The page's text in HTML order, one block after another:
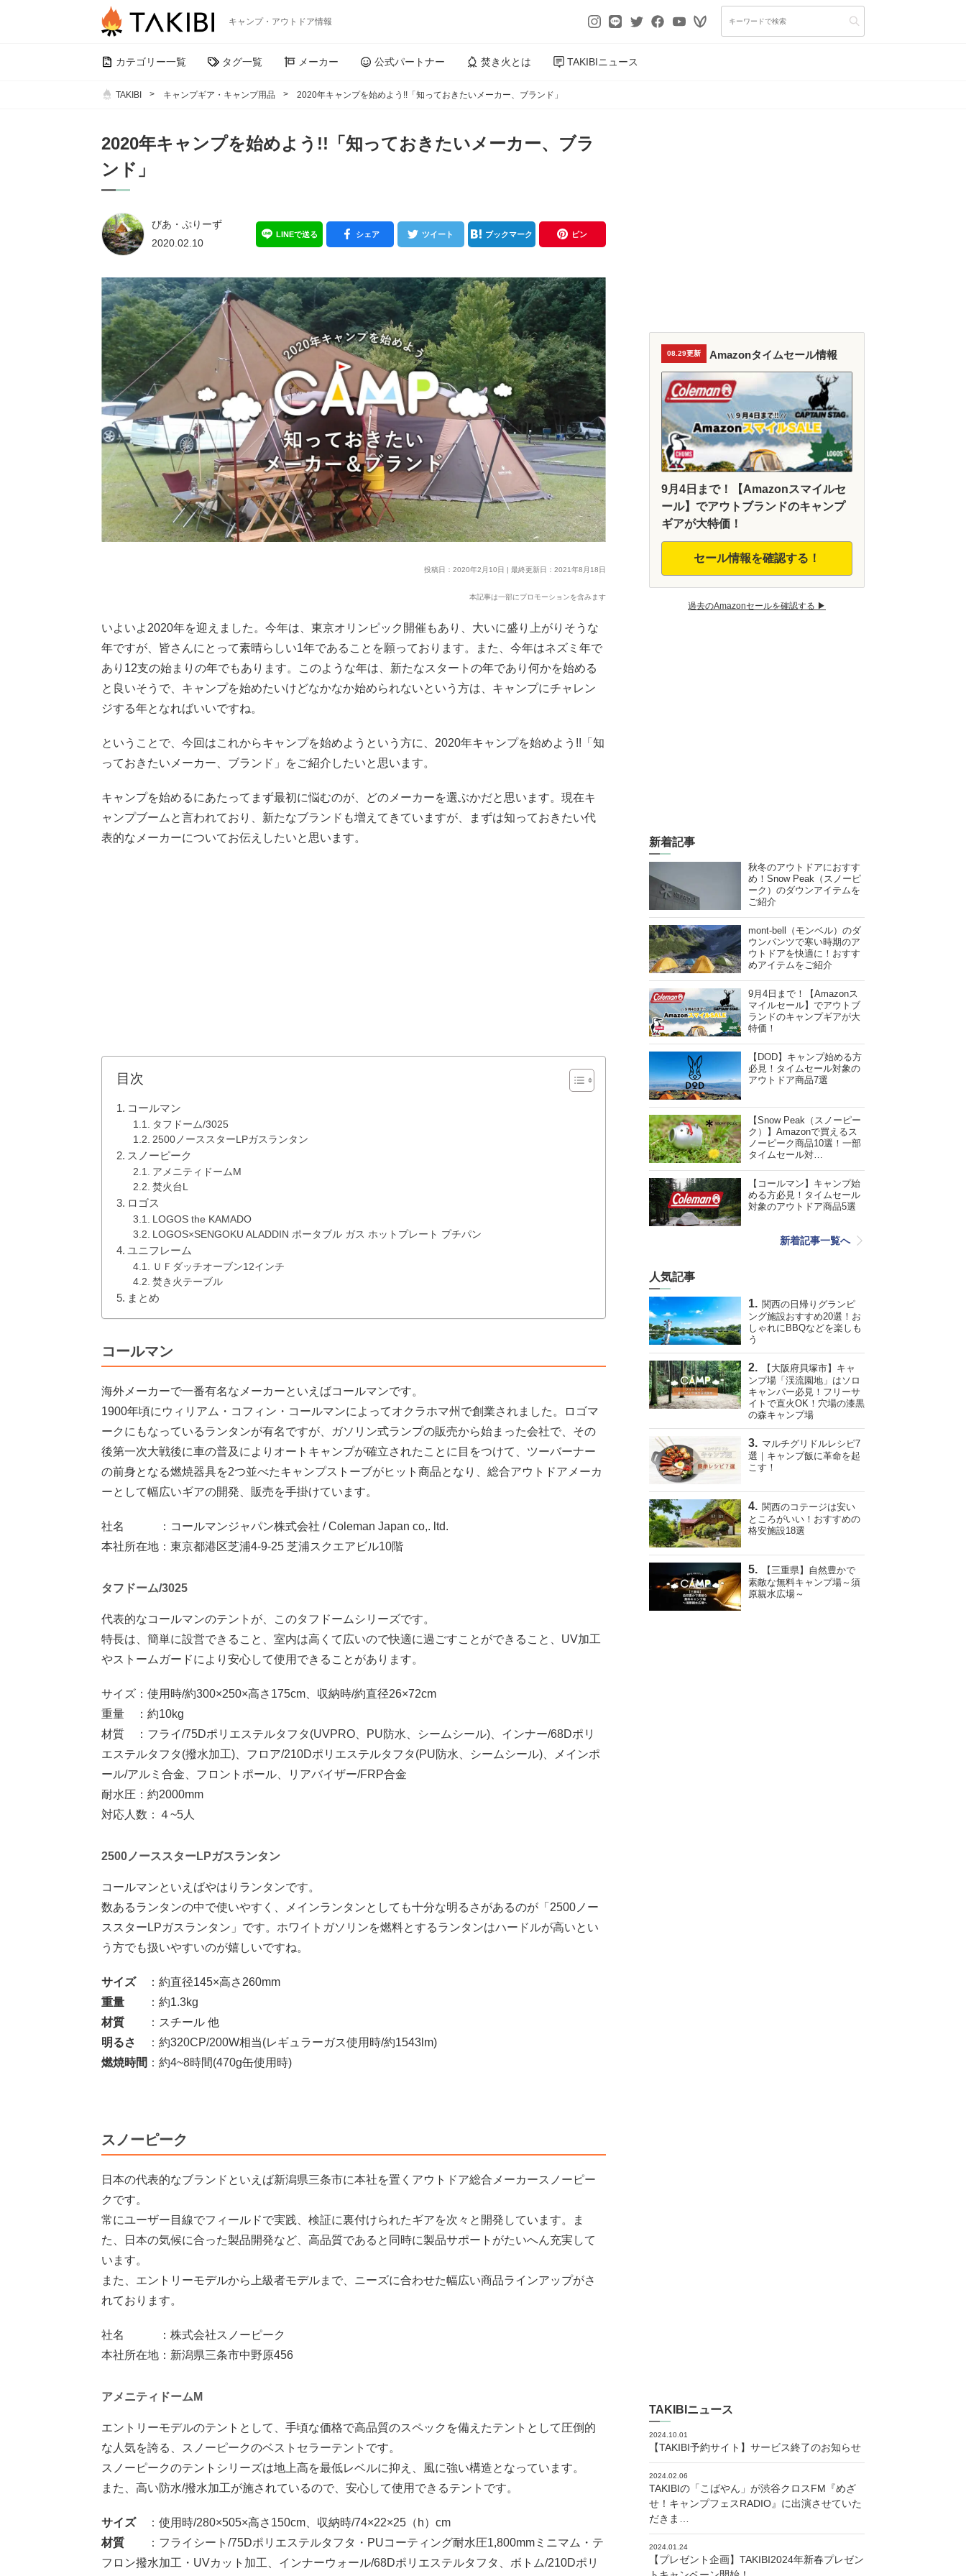
キャンプ・アウトドア情報
カテゴリー一覧 タグ一覧 メーカー 公式パートナー 焚き火とは TAKIBIニュース
TAKIBI キャンプギア・キャンプ用品 2020年キャンプを始めよう!!「知っておきたいメーカー、ブランド」
2020年キャンプを始めよう!!「知っておきたいメーカー、ブラ
ンド」
びあ・ぷりーず
2020.02.10
LINEで送る シェア ツイート ブックマーク ピン
投稿日：2020年2月10日 | 最終更新日：2021年8月18日
本記事は一部にプロモーションを含みます
いよいよ2020年を迎えました。今年は、東京オリンピック開催もあり、大いに盛り上がりそうな
年ですが、皆さんにとって素晴らしい1年であることを願っております。また、今年はネズミ年で
あり12支の始まりの年でもあります。このような年は、新たなスタートの年であり何かを始める
と良いそうで、キャンプを始めたいけどなかなか始められないという方は、キャンプにチャレン
ジする年となればいいですね。
ということで、今回はこれからキャンプを始めようという方に、2020年キャンプを始めよう!!「知
っておきたいメーカー、ブランド」をご紹介したいと思います。
キャンプを始めるにあたってまず最初に悩むのが、どのメーカーを選ぶかだと思います。現在キ
ャンプブームと言われており、新たなブランドも増えてきていますが、まずは知っておきたい代
表的なメーカーについてお伝えしたいと思います。
目次
コールマン
タフドーム/3025
2500ノーススターLPガスランタン
スノーピーク
アメニティドームM
焚火台L
ロゴス
LOGOS the KAMADO
LOGOS×SENGOKU ALADDIN ポータブル ガス ホットプレート プチパン
ユニフレーム
ＵＦダッチオーブン12インチ
焚き火テーブル
まとめ
コールマン
海外メーカーで一番有名なメーカーといえばコールマンです。
1900年頃にウィリアム・コフィン・コールマンによってオクラホマ州で創業されました。ロゴマ
ークにもなっているランタンが有名ですが、ガソリン式ランプの販売から始まった会社で、その
後第一次大戦後に車の普及によりオートキャンプが確立されたことに目をつけて、ツーバーナー
の前身となる燃焼器具を2つ並べたキャンプストーブがヒット商品となり、総合アウトドアメーカ
ーとして幅広いギアの開発、販売を手掛けています。
社名 ：コールマンジャパン株式会社 / Coleman Japan co,. ltd.
本社所在地：東京都港区芝浦4-9-25 芝浦スクエアビル10階
タフドーム/3025
代表的なコールマンのテントが、このタフドームシリーズです。
特長は、簡単に設営できること、室内は高くて広いので快適に過ごすことができること、UV加工
やストームガードにより安心して使用できることがあります。
サイズ：使用時/約300×250×高さ175cm、収納時/約直径26×72cm
重量 ：約10kg
材質 ：フライ/75Dポリエステルタフタ(UVPRO、PU防水、シームシール)、インナー/68Dポリ
エステルタフタ(撥水加工)、フロア/210Dポリエステルタフタ(PU防水、シームシール)、メインポ
ール/アルミ合金、フロントポール、リアバイザー/FRP合金
耐水圧：約2000mm
対応人数：４~5人
2500ノーススターLPガスランタン
コールマンといえばやはりランタンです。
数あるランタンの中で使いやすく、メインランタンとしても十分な明るさがあるのが「2500ノー
ススターLPガスランタン」です。ホワイトガソリンを燃料とするランタンはハードルが高いとい
う方でも扱いやすいのが嬉しいですね。
サイズ：約直径145×高さ260mm
重量 ：約1.3kg
材質 ：スチール 他
明るさ
：約320CP/200W相当(レギュラーガス使用時/約1543lm)
燃焼時間 ：約4~8時間(470g缶使用時)
スノーピーク
日本の代表的なブランドといえば新潟県三条市に本社を置くアウトドア総合メーカースノーピー
クです。
常にユーザー目線でフィールドで実践、検証に裏付けられたギアを次々と開発しています。ま
た、日本の気候に合った製品開発など、高品質であると同時に製品サポートがたいへん充実して
います。
また、エントリーモデルから上級者モデルまで、ニーズに合わせた幅広い商品ラインアップがさ
れております。
社名 ：株式会社スノーピーク
本社所在地：新潟県三条市中野原456
アメニティドームM
エントリーモデルのテントとして、手頃な価格で高品質のスペックを備えたテントとして圧倒的
な人気を誇る、スノーピークのベストセラーテントです。
スノーピークのテントシリーズは地上高を最低レベルに抑え、風に強い構造となっています。
また、高い防水/撥水加工が施されているので、安心して使用できるテントです。
サイズ：使用時/280×505×高さ150cm、収納時/74×22×25（h）cm
材質 ：フライシート/75Dポリエステルタフタ・PUコーティング耐水圧1,800mmミニマム・テ
フロン撥水加工・UVカット加工、インナーウォール/68Dポリエステルタフタ、ボトム/210Dポリ
08.29更新 Amazonタイムセール情報
9月4日まで！【Amazonスマイルセ
ール】でアウトブランドのキャンプ
ギアが大特価！
セール情報を確認する！
過去のAmazonセールを確認する ▶︎
新着記事
秋冬のアウトドアにおすす
め！Snow Peak（スノーピ
ーク）のダウンアイテムを
ご紹介
mont-bell（モンベル）のダ
ウンパンツで寒い時期のア
ウトドアを快適に！おすす
めアイテムをご紹介
9月4日まで！【Amazonス
マイルセール】でアウトブ
ランドのキャンプギアが大
特価！
【DOD】キャンプ始める方
必見！タイムセール対象の
アウトドア商品7選
【Snow Peak（スノーピー
ク）】Amazonで買えるス
ノーピーク商品10選！一部
タイムセール対…
【コールマン】キャンプ始
める方必見！タイムセール
対象のアウトドア商品5選
新着記事一覧へ
人気記事
関西の日帰りグランピ
ング施設おすすめ20選！お
しゃれにBBQなどを楽しも
う
【大阪府貝塚市】キャ
ンプ場「渓流園地」はソロ
キャンパー必見！フリーサ
イトで直火OK！穴場の漆黒
の森キャンプ場
マルチグリドルレシピ7
選｜キャンプ飯に革命を起
こす！
関西のコテージは安い
ところがいい！おすすめの
格安施設18選
【三重県】自然豊かで
素敵な無料キャンプ場～須
原親水広場～
TAKIBIニュース
2024.10.01
【TAKIBI予約サイト】サービス終了のお知らせ
2024.02.06
TAKIBIの「こばやん」が渋谷クロスFM『めざ
せ！キャンプフェスRADIO』に出演させていた
だきま…
2024.01.24
【プレゼント企画】TAKIBI2024年新春プレゼン